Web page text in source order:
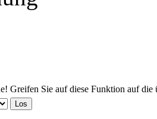
Greifen Sie auf diese Funktion auf